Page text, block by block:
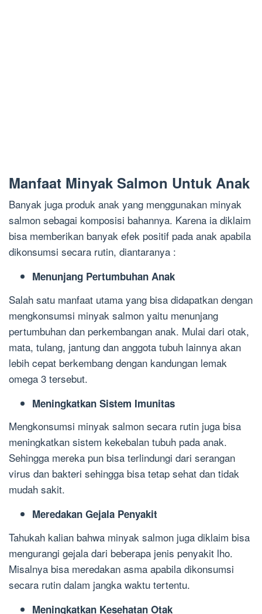
Manfaat Minyak Salmon Untuk Anak
Banyak juga produk anak yang menggunakan minyak
salmon sebagai komposisi bahannya. Karena ia diklaim
bisa memberikan banyak efek positif pada anak apabila
dikonsumsi secara rutin, diantaranya :
Menunjang Pertumbuhan Anak
Salah satu manfaat utama yang bisa didapatkan dengan
mengkonsumsi minyak salmon yaitu menunjang
pertumbuhan dan perkembangan anak. Mulai dari otak,
mata, tulang, jantung dan anggota tubuh lainnya akan
lebih cepat berkembang dengan kandungan lemak
omega 3 tersebut.
Meningkatkan Sistem Imunitas
Mengkonsumsi minyak salmon secara rutin juga bisa
meningkatkan sistem kekebalan tubuh pada anak.
Sehingga mereka pun bisa terlindungi dari serangan
virus dan bakteri sehingga bisa tetap sehat dan tidak
mudah sakit.
Meredakan Gejala Penyakit
Tahukah kalian bahwa minyak salmon juga diklaim bisa
mengurangi gejala dari beberapa jenis penyakit lho.
Misalnya bisa meredakan asma apabila dikonsumsi
secara rutin dalam jangka waktu tertentu.
Meningkatkan Kesehatan Otak